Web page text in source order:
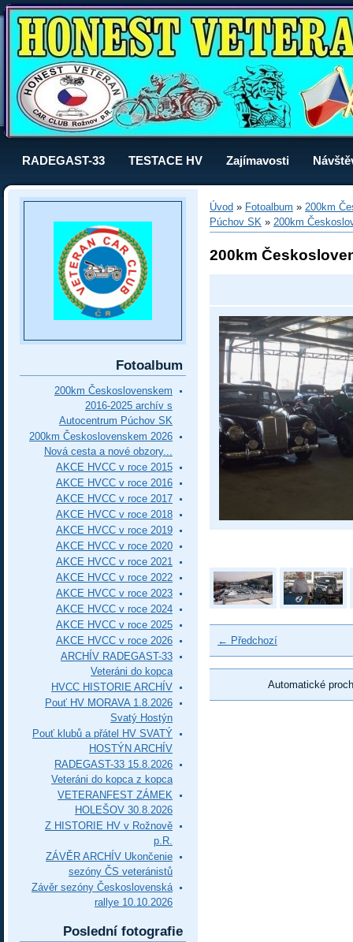
RADEGAST-33 TESTACE HV Zajímavosti
Úvod » Fotoalbum » 200km
Púchov SK » 200km
200km
← Předchozí
Automatické
Fotoalbum
200km Československem
2016-2025 archív s
Autocentrum Púchov SK
200km Československem 2026
Nová cesta a nové obzory...
AKCE HVCC v roce 2015
AKCE HVCC v roce 2016
AKCE HVCC v roce 2017
AKCE HVCC v roce 2018
AKCE HVCC v roce 2019
AKCE HVCC v roce 2020
AKCE HVCC v roce 2021
AKCE HVCC v roce 2022
AKCE HVCC v roce 2023
AKCE HVCC v roce 2024
AKCE HVCC v roce 2025
AKCE HVCC v roce 2026
ARCHÍV RADEGAST-33
Veteráni do kopca
HVCC HISTORIE ARCHÍV
Pouť HV MORAVA 1.8.2026
Svatý Hostýn
Pouť klubů a přátel HV SVATÝ
HOSTÝN ARCHÍV
RADEGAST-33 15.8.2026
Veteráni do kopca z kopca
VETERANFEST ZÁMEK
HOLEŠOV 30.8.2026
Z HISTORIE HV v Rožnově
p.R.
ZÁVĚR ARCHÍV Ukončenie
sezóny ČS veteránistů
Závěr sezóny Československá
rallye 10.10.2026
Poslední fotografie